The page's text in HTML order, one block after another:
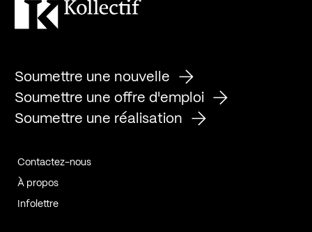
Soumettre une nouvelle
Soumettre une offre d'emploi
Soumettre une réalisation
Contactez-nous
À propos
Infolettre